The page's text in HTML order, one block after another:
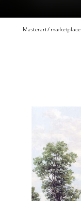
Masterart marketplace